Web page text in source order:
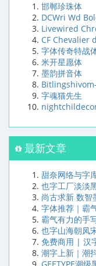
邯郸珍珠体
DCWri Wd
Livewired
CF Chevalier
字体传奇特战
米开星愿体
墨韵拼音体
字魂猫先生
最新文章
甜奈网络与字
也字工厂淡淡
尚古求新 数智
字体推荐｜霸
霸气有力的手
也字山海朝凤
免费商用 | 汉
潮字上新｜潮